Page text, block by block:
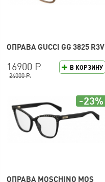
ОПРАВА GUCCI GG 3825 R3V
В КОРЗИНУ
16900 Р.
24000 Р.
ОПРАВА MOSCHINO MOS
-23%